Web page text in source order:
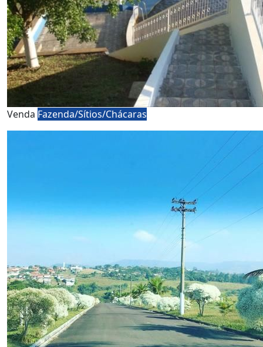
Venda Fazenda/Sítios/Chácaras